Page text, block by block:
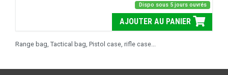
Dispo sous 5 jours ouvrés
AJOUTER AU PANIER
Range bag, Tactical bag, Pistol case, rifle case...